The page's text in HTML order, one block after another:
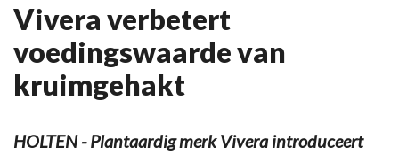
Vivera verbetert
voedingswaarde van
kruimgehakt
HOLTEN - Plantaardig merk Vivera introduceert